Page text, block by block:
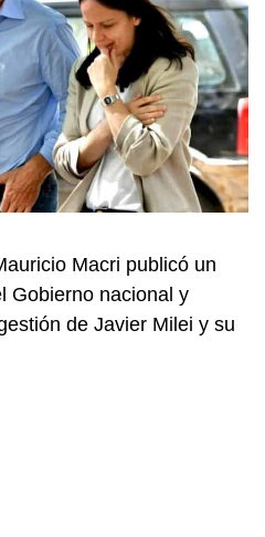
Macri publicó un
Gobierno nacional y
de Javier Milei y su